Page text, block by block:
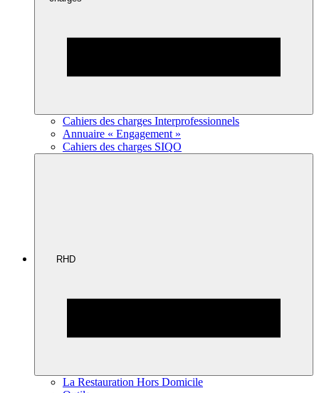
Cahiers des charges Interprofessionnels
Annuaire « Engagement »
Cahiers des charges SIQO
RHD
La Restauration Hors Domicile